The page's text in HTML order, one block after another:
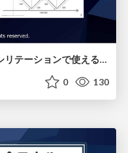
（3枚）アイデア発想 ファシリテーションで使えるダブルダイヤモンド
0 130